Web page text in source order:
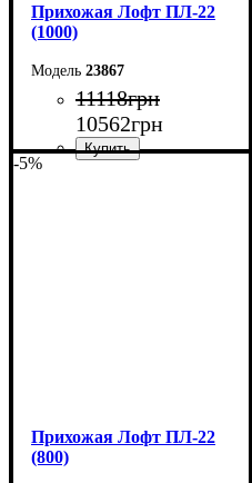
Прихожая Лофт ПЛ-22
(1000)
23867
11118грн
10562грн
-5%
Прихожая Лофт ПЛ-22
(800)